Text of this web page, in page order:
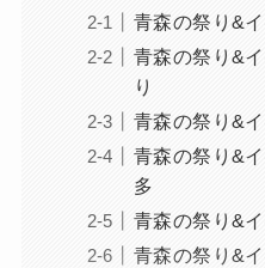
青森の祭り&
青森の祭り&
り
青森の祭り&
青森の祭り&
多
青森の祭り&
青森の祭り&